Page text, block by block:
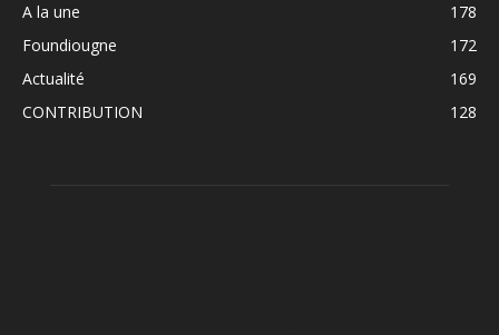
A la une
178
Foundiougne
172
Actualité
169
CONTRIBUTION
128